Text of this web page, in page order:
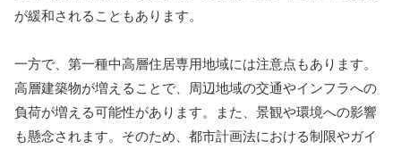
が緩和されることもあります。
一方で、第一種中高層住居専用地域には注意点もあります。
高層建築物が増えることで、周辺地域の交通やインフラへの
負荷が増える可能性があります。また、景観や環境への影響
も懸念されます。そのため、都市計画法における制限やガイ